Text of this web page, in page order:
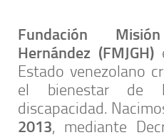
Fundación
Hernández (FMJGH)
Estado venezolano
el bienestar de
discapacidad.
2013, mediante